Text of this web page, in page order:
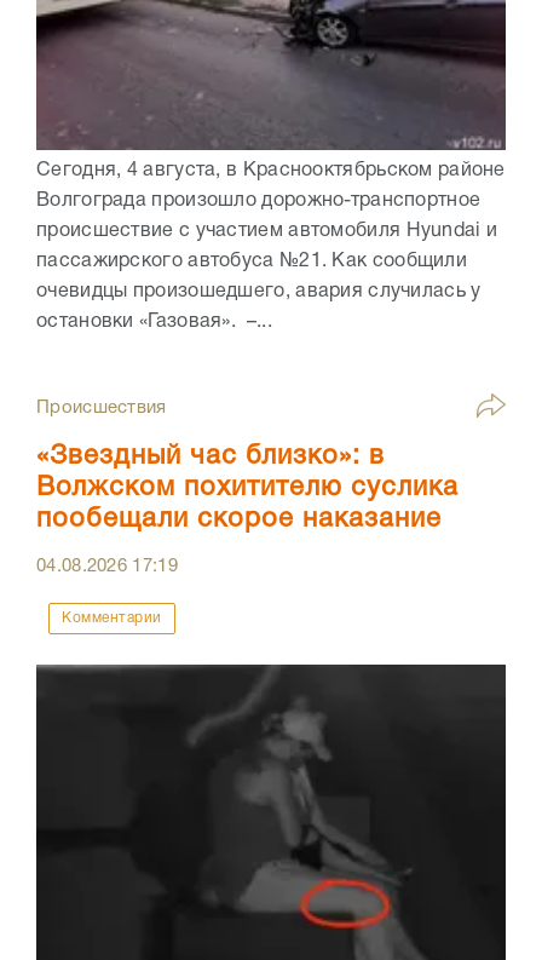
Сегодня, 4 августа, в Краснооктябрьском районе
Волгограда произошло дорожно-транспортное
происшествие с участием автомобиля Hyundai и
пассажирского автобуса №21. Как сообщили
очевидцы произошедшего, авария случилась у
остановки «Газовая». –...
Происшествия
«Звездный час близко»: в
Волжском похитителю суслика
пообещали скорое наказание
04.08.2026 17:19
Комментарии